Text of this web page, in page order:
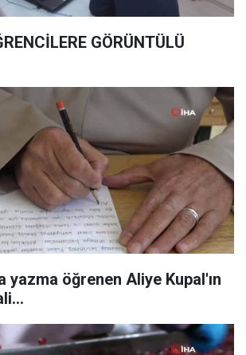
GÖRÜNTÜLÜ
yazma öğrenen Aliye Kupal'ın